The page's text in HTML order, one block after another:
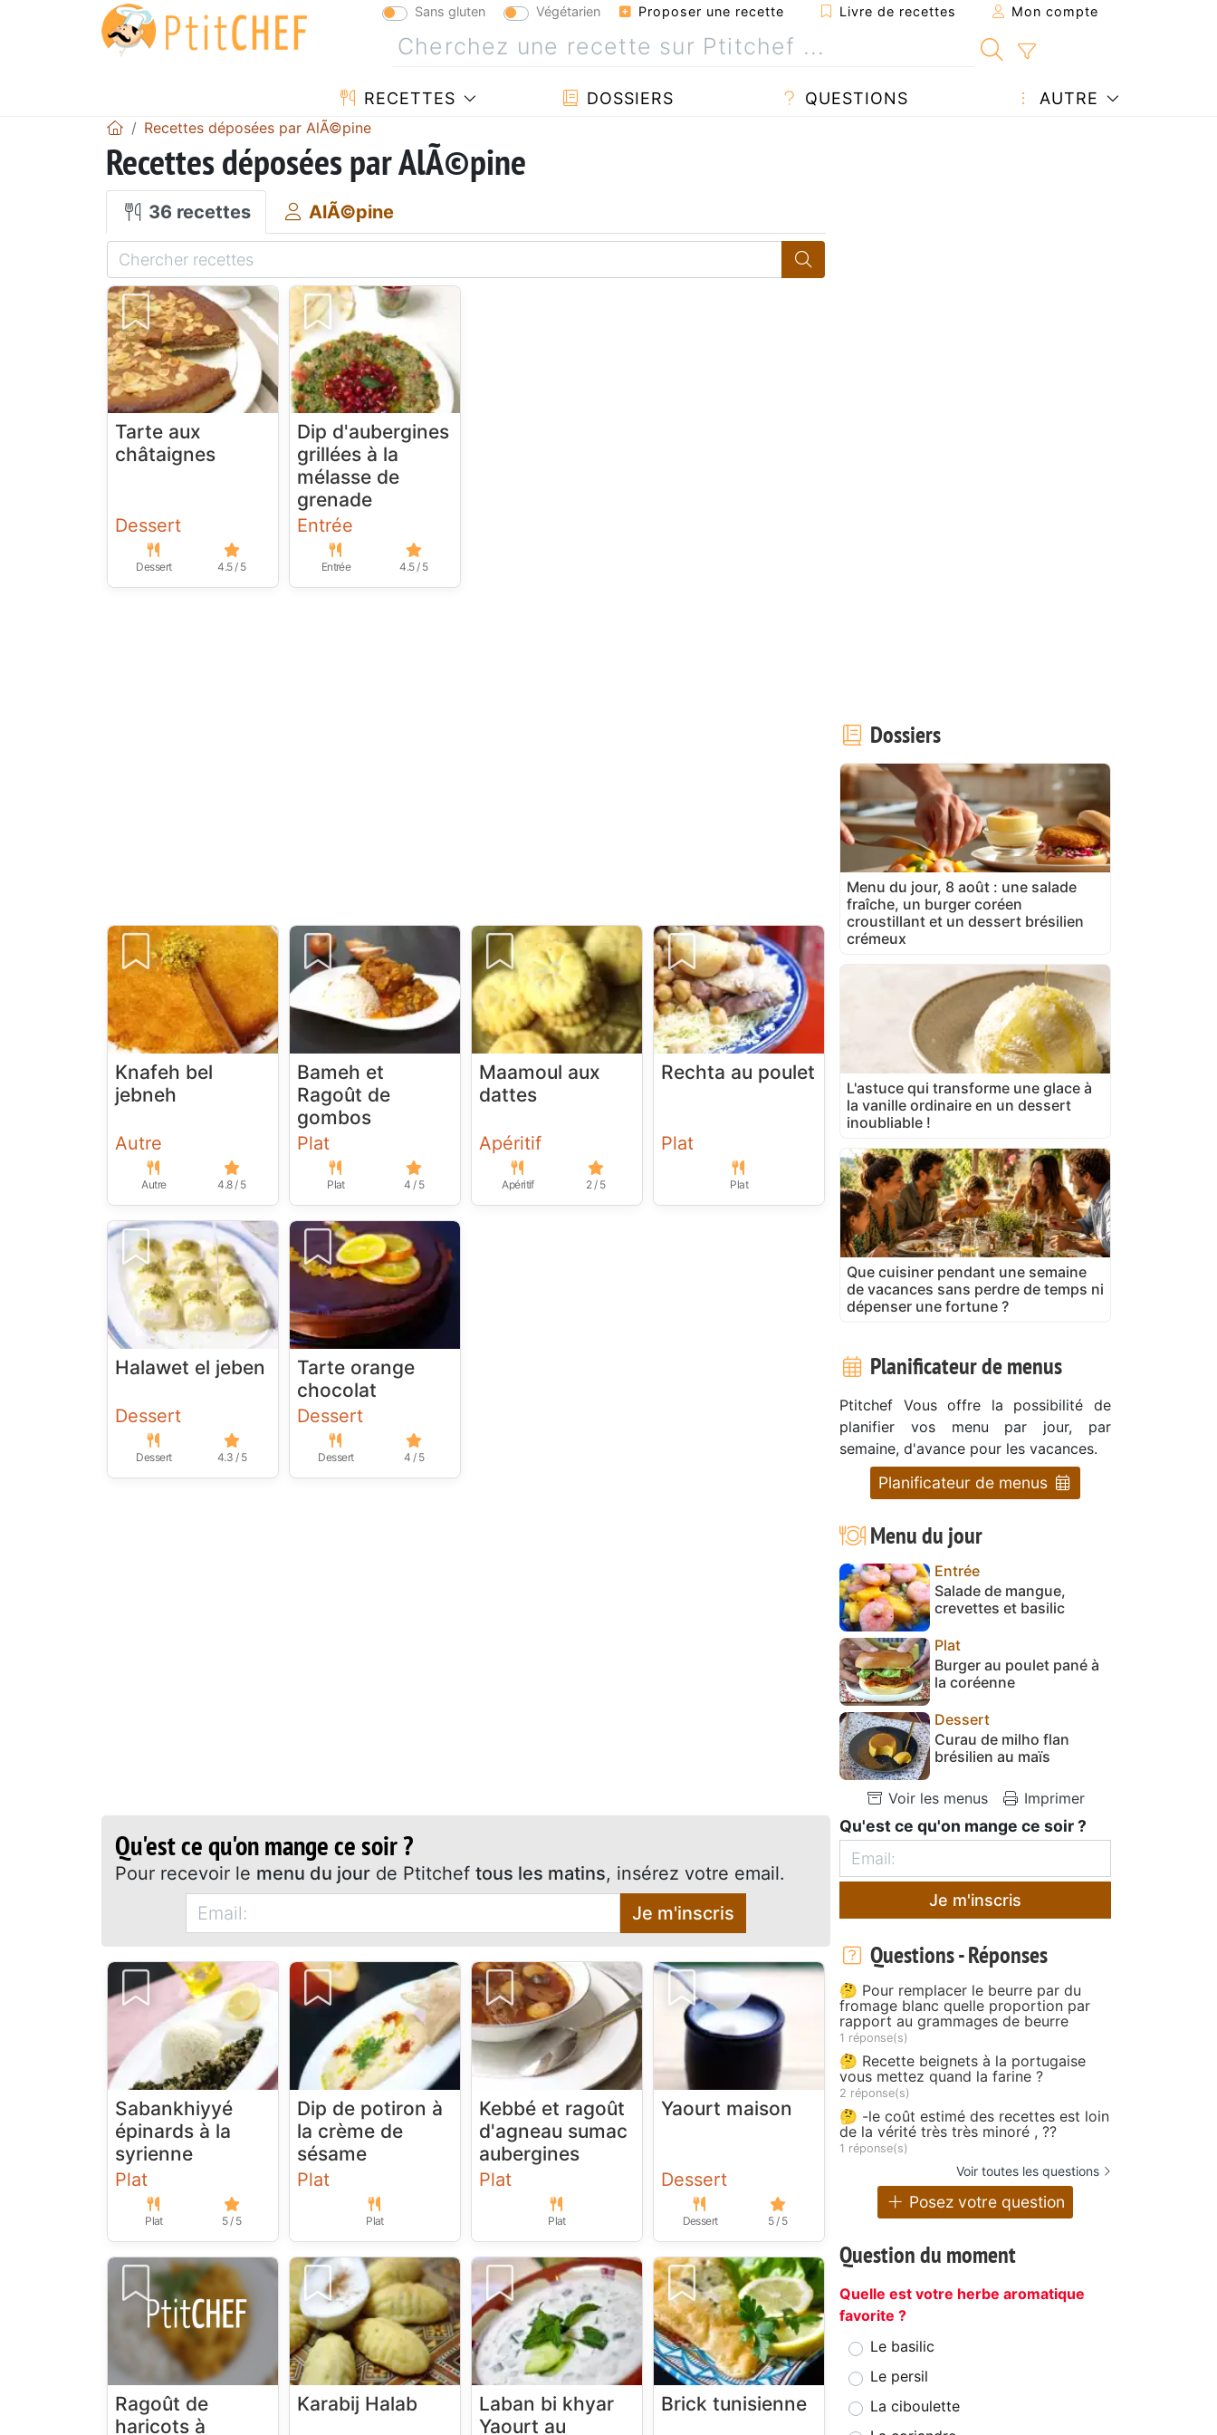
Sans gluten Végétarien Proposer une recette Livre de recettes Mon compte
RECETTES DOSSIERS QUESTIONS AUTRE
Recettes déposées par AlÃ©pine
Recettes déposées par AlÃ©pine
36 recettes AlÃ©pine
Tarte aux
châtaignes
Dessert
Dessert 4.5 / 5
Dip d'aubergines
grillées à la
mélasse de
grenade
Entrée
Entrée 4.5 / 5
Knafeh bel
jebneh
Autre
Autre 4.8 / 5
Bameh et
Ragoût de
gombos
Plat
Plat 4 / 5
Maamoul aux
dattes
Apéritif
Apéritif 2 / 5
Rechta au poulet
Plat
Plat
Halawet el jeben
Dessert
Dessert 4.3 / 5
Tarte orange
chocolat
Dessert
Dessert 4 / 5
Qu'est ce qu'on mange ce soir ?
Pour recevoir le menu du jour de Ptitcheftous les matins, insérez votre email.
Je m'inscris
Sabankhiyyé
épinards à la
syrienne
Plat
Plat 5 / 5
Dip de potiron à
la crème de
sésame
Plat
Plat
Kebbé et ragoût
d'agneau sumac
aubergines
Plat
Plat
Yaourt maison
Dessert
Dessert 5 / 5
Ragoût de
haricots à
Karabij Halab
Laban bi khyar
Yaourt au
Brick tunisienne
Dossiers
Menu du jour, 8 août : une salade
fraîche, un burger coréen
croustillant et un dessert brésilien
crémeux
L'astuce qui transforme une glace à
la vanille ordinaire en un dessert
inoubliable !
Que cuisiner pendant une semaine
de vacances sans perdre de temps ni
dépenser une fortune ?
Planificateur de menus
Ptitchef Vous offre la possibilité de
planifier vos menu par jour, par
semaine, d'avance pour les vacances.
Planificateur de menus
Menu du jour
Entrée
Salade de mangue,
crevettes et basilic
Plat
Burger au poulet pané à
la coréenne
Dessert
Curau de milho flan
brésilien au maïs
Voir les menus Imprimer
Qu'est ce qu'on mange ce soir ?
Je m'inscris
Questions - Réponses
🤔 Pour remplacer le beurre par du
fromage blanc quelle proportion par
rapport au grammages de beurre
1 réponse(s)
🤔 Recette beignets à la portugaise
vous mettez quand la farine ?
2 réponse(s)
🤔 -le coût estimé des recettes est loin
de la vérité très très minoré , ??
1 réponse(s)
Voir toutes les questions
Posez votre question
Question du moment
Quelle est votre herbe aromatique
favorite ?
Le basilic
Le persil
La ciboulette